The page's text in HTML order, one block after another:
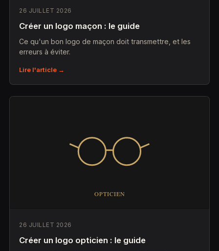
26 JUILLET 2026
Créer un logo maçon : le guide
Ce qu'un bon logo de maçon doit transmettre, et les
erreurs à éviter.
Lire l'article →
26 JUILLET 2026
Créer un logo opticien : le guide